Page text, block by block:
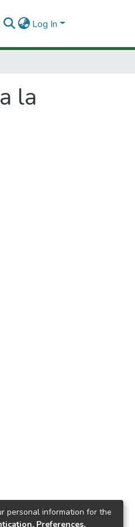
Log In
la
personal information for the
Preferences,